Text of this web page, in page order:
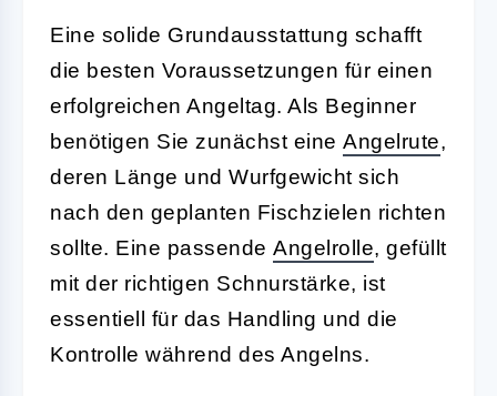
Eine solide Grundausstattung schafft
die besten Voraussetzungen für einen
erfolgreichen Angeltag. Als Beginner
benötigen Sie zunächst eine Angelrute,
deren Länge und Wurfgewicht sich
nach den geplanten Fischzielen richten
sollte. Eine passende Angelrolle, gefüllt
mit der richtigen Schnurstärke, ist
essentiell für das Handling und die
Kontrolle während des Angelns.